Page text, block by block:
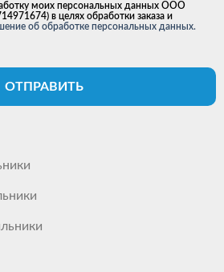
моих персональных данных ООО
в целях обработки заказа и
об обработке персональных данных.
ОТПРАВИТЬ